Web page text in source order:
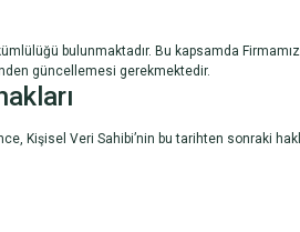
bulunmaktadır. Bu kapsamda
güncellemesi gerekmektedir.
Kişisel Veri Sahibi’nin bu tarihten sonraki